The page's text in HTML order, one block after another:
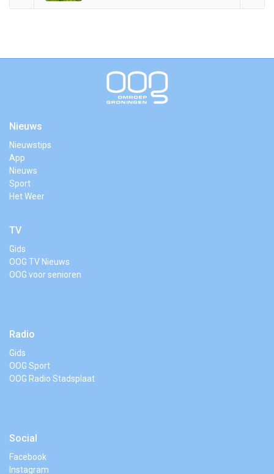
Nieuws
Nieuwstips
App
Nieuws
Sport
Het Weer
TV
Gids
OOG TV Nieuws
OOG voor senioren
Radio
Gids
OOG Sport
OOG Radio Stadsplaat
Social
Facebook
Instagram